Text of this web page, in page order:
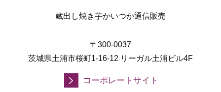
蔵出し焼き芋かいつか通信販売
〒300-0037
茨城県土浦市桜町1-16-12 リーガル土浦ビル4F
コーポレートサイト